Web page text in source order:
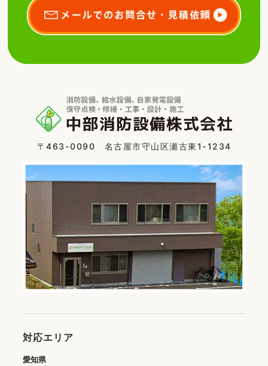
〒463-0090 名古屋市守山区瀬古東1-1234
対応エリア
愛知県